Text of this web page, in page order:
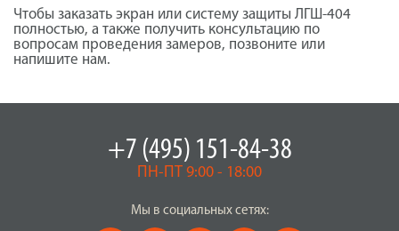
Чтобы заказать экран или систему защиты ЛГШ-404
полностью, а также получить консультацию по
вопросам проведения замеров, позвоните или
напишите нам.
+7 (495) 151-84-38
ПН-ПТ 9:00 - 18:00
Мы в социальных сетях: